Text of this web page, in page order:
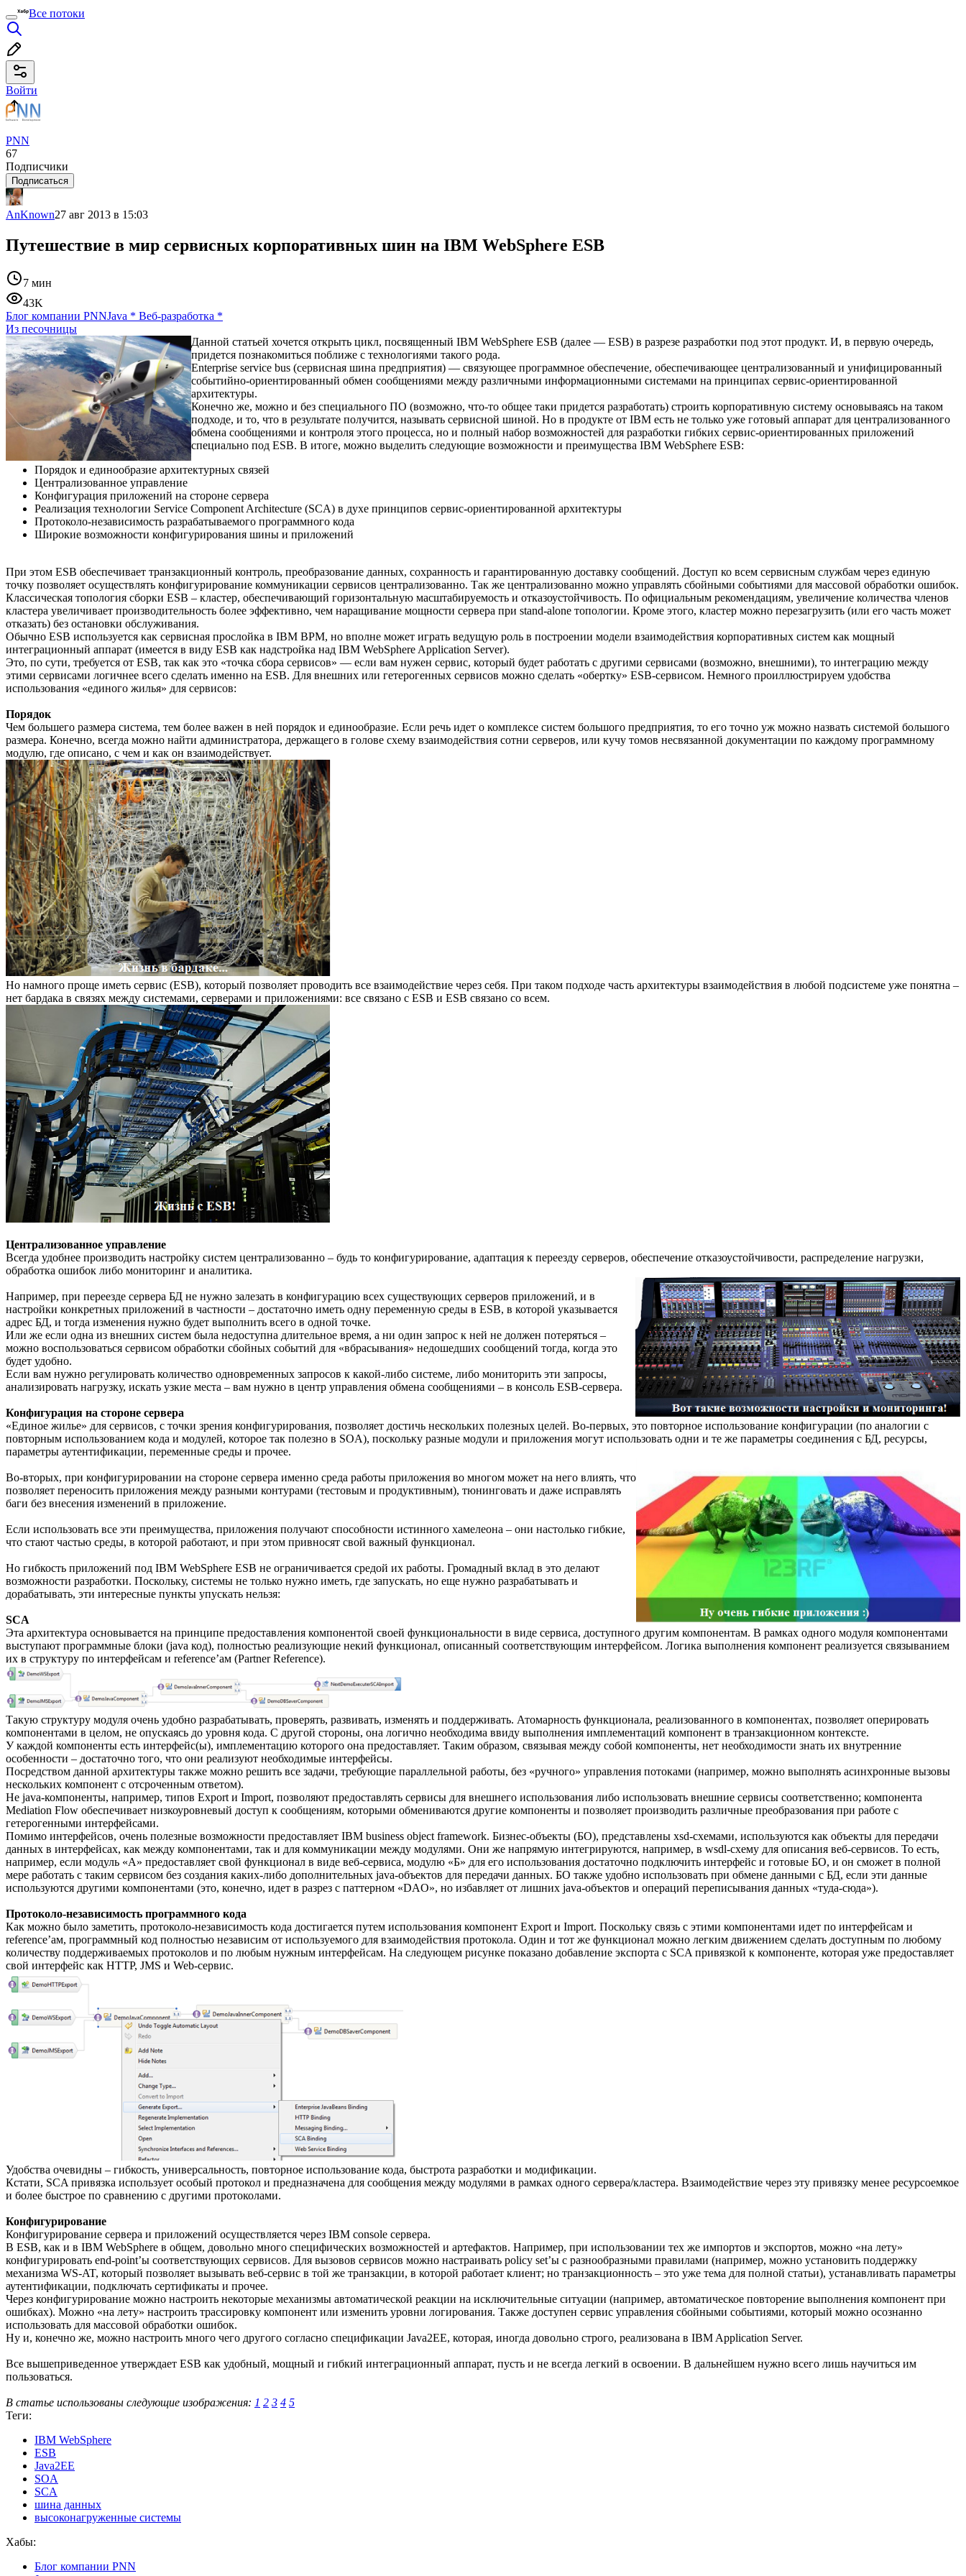
Все потоки
Войти
PNN
67
Подписчики
Подписаться
AnKnown27 авг 2013 в 15:03
Путешествие в мир сервисных корпоративных шин на IBM WebSphere ESB
7 мин
43K
Блог компании PNNJava * Веб-разработка *
Из песочницы
Данной статьей хочется открыть цикл, посвященный IBM WebSphere ESB (далее — ESB) в разрезе разработки под этот продукт. И, в первую очередь,
придется познакомиться поближе с технологиями такого рода.
Enterprise service bus (сервисная шина предприятия) — связующее программное обеспечение, обеспечивающее централизованный и унифицированный
событийно-ориентированный обмен сообщениями между различными информационными системами на принципах сервис-ориентированной
архитектуры.
Конечно же, можно и без специального ПО (возможно, что-то общее таки придется разработать) строить корпоративную систему основываясь на таком
подходе, и то, что в результате получится, называть сервисной шиной. Но в продукте от IBM есть не только уже готовый аппарат для централизованного
обмена сообщениями и контроля этого процесса, но и полный набор возможностей для разработки гибких сервис-ориентированных приложений
специально под ESB. В итоге, можно выделить следующие возможности и преимущества IBM WebSphere ESB:
Порядок и единообразие архитектурных связей
Централизованное управление
Конфигурация приложений на стороне сервера
Реализация технологии Service Component Architecture (SCA) в духе принципов сервис-ориентированной архитектуры
Протоколо-независимость разрабатываемого программного кода
Широкие возможности конфигурирования шины и приложений
При этом ESB обеспечивает транзакционный контроль, преобразование данных, сохранность и гарантированную доставку сообщений. Доступ ко всем сервисным службам через единую
точку позволяет осуществлять конфигурирование коммуникации сервисов централизованно. Так же централизованно можно управлять сбойными событиями для массовой обработки ошибок.
Классическая топология сборки ESB – кластер, обеспечивающий горизонтальную масштабируемость и отказоустойчивость. По официальным рекомендациям, увеличение количества членов
кластера увеличивает производительность более эффективно, чем наращивание мощности сервера при stand-alone топологии. Кроме этого, кластер можно перезагрузить (или его часть может
отказать) без остановки обслуживания.
Обычно ESB используется как сервисная прослойка в IBM BPM, но вполне может играть ведущую роль в построении модели взаимодействия корпоративных систем как мощный
интеграционный аппарат (имеется в виду ESB как надстройка над IBM WebSphere Application Server).
Это, по сути, требуется от ESB, так как это «точка сбора сервисов» — если вам нужен сервис, который будет работать с другими сервисами (возможно, внешними), то интеграцию между
этими сервисами логичнее всего сделать именно на ESB. Для внешних или гетерогенных сервисов можно сделать «обертку» ESB-сервисом. Немного проиллюстрируем удобства
использования «единого жилья» для сервисов:
Порядок
Чем большего размера система, тем более важен в ней порядок и единообразие. Если речь идет о комплексе систем большого предприятия, то его точно уж можно назвать системой большого
размера. Конечно, всегда можно найти администратора, держащего в голове схему взаимодействия сотни серверов, или кучу томов несвязанной документации по каждому программному
модулю, где описано, с чем и как он взаимодействует.
Но намного проще иметь сервис (ESB), который позволяет проводить все взаимодействие через себя. При таком подходе часть архитектуры взаимодействия в любой подсистеме уже понятна –
нет бардака в связях между системами, серверами и приложениями: все связано с ESB и ESB связано со всем.
Централизованное управление
Всегда удобнее производить настройку систем централизованно – будь то конфигурирование, адаптация к переезду серверов, обеспечение отказоустойчивости, распределение нагрузки,
обработка ошибок либо мониторинг и аналитика.
Например, при переезде сервера БД не нужно залезать в конфигурацию всех существующих серверов приложений, и в
настройки конкретных приложений в частности – достаточно иметь одну переменную среды в ESB, в которой указывается
адрес БД, и тогда изменения нужно будет выполнить всего в одной точке.
Или же если одна из внешних систем была недоступна длительное время, а ни один запрос к ней не должен потеряться –
можно воспользоваться сервисом обработки сбойных событий для «вбрасывания» недошедших сообщений тогда, когда это
будет удобно.
Если вам нужно регулировать количество одновременных запросов к какой-либо системе, либо мониторить эти запросы,
анализировать нагрузку, искать узкие места – вам нужно в центр управления обмена сообщениями – в консоль ESB-сервера.
Конфигурация на стороне сервера
«Единое жилье» для сервисов, с точки зрения конфигурирования, позволяет достичь нескольких полезных целей. Во-первых, это повторное использование конфигурации (по аналогии с
повторным использованием кода и модулей, которое так полезно в SOA), поскольку разные модули и приложения могут использовать одни и те же параметры соединения с БД, ресурсы,
параметры аутентификации, переменные среды и прочее.
Во-вторых, при конфигурировании на стороне сервера именно среда работы приложения во многом может на него влиять, что
позволяет переносить приложения между разными контурами (тестовым и продуктивным), тюнинговать и даже исправлять
баги без внесения изменений в приложение.
Если использовать все эти преимущества, приложения получают способности истинного хамелеона – они настолько гибкие,
что стают частью среды, в которой работают, и при этом привносят свой важный функционал.
Но гибкость приложений под IBM WebSphere ESB не ограничивается средой их работы. Громадный вклад в это делают
возможности разработки. Поскольку, системы не только нужно иметь, где запускать, но еще нужно разрабатывать и
дорабатывать, эти интересные пункты упускать нельзя:
SCA
Эта архитектура основывается на принципе предоставления компонентой своей функциональности в виде сервиса, доступного другим компонентам. В рамках одного модуля компонентами
выступают программные блоки (java код), полностью реализующие некий функционал, описанный соответствующим интерфейсом. Логика выполнения компонент реализуется связыванием
их в структуру по интерфейсам и reference’ам (Partner Reference).
Такую структуру модуля очень удобно разрабатывать, проверять, развивать, изменять и поддерживать. Атомарность функционала, реализованного в компонентах, позволяет оперировать
компонентами в целом, не опускаясь до уровня кода. С другой стороны, она логично необходима ввиду выполнения имплементаций компонент в транзакционном контексте.
У каждой компоненты есть интерфейс(ы), имплементацию которого она предоставляет. Таким образом, связывая между собой компоненты, нет необходимости знать их внутренние
особенности – достаточно того, что они реализуют необходимые интерфейсы.
Посредством данной архитектуры также можно решить все задачи, требующие параллельной работы, без «ручного» управления потоками (например, можно выполнять асинхронные вызовы
нескольких компонент с отсроченным ответом).
Не java-компоненты, например, типов Export и Import, позволяют предоставлять сервисы для внешнего использования либо использовать внешние сервисы соответственно; компонента
Mediation Flow обеспечивает низкоуровневый доступ к сообщениям, которыми обмениваются другие компоненты и позволяет производить различные преобразования при работе с
гетерогенными интерфейсами.
Помимо интерфейсов, очень полезные возможности предоставляет IBM business object framework. Бизнес-объекты (БО), представлены xsd-схемами, используются как объекты для передачи
данных в интерфейсах, как между компонентами, так и для коммуникации между модулями. Они же напрямую интегрируются, например, в wsdl-схему для описания веб-сервисов. То есть,
например, если модуль «А» предоставляет свой функционал в виде веб-сервиса, модулю «Б» для его использования достаточно подключить интерфейс и готовые БО, и он сможет в полной
мере работать с таким сервисом без создания каких-либо дополнительных java-объектов для передачи данных. БО также удобно использовать при обмене данными с БД, если эти данные
используются другими компонентами (это, конечно, идет в разрез с паттерном «DAO», но избавляет от лишних java-объектов и операций переписывания данных «туда-сюда»).
Протоколо-независимость программного кода
Как можно было заметить, протоколо-независимость кода достигается путем использования компонент Export и Import. Поскольку связь с этими компонентами идет по интерфейсам и
reference’ам, программный код полностью независим от используемого для взаимодействия протокола. Один и тот же функционал можно легким движением сделать доступным по любому
количеству поддерживаемых протоколов и по любым нужным интерфейсам. На следующем рисунке показано добавление экспорта с SCA привязкой к компоненте, которая уже предоставляет
свой интерфейс как HTTP, JMS и Web-сервис.
Удобства очевидны – гибкость, универсальность, повторное использование кода, быстрота разработки и модификации.
Кстати, SCA привязка использует особый протокол и предназначена для сообщения между модулями в рамках одного сервера/кластера. Взаимодействие через эту привязку менее ресурсоемкое
и более быстрое по сравнению с другими протоколами.
Конфигурирование
Конфигурирование сервера и приложений осуществляется через IBM console сервера.
В ESB, как и в IBM WebSphere в общем, довольно много специфических возможностей и артефактов. Например, при использовании тех же импортов и экспортов, можно «на лету»
конфигурировать end-point’ы соответствующих сервисов. Для вызовов сервисов можно настраивать policy set’ы с разнообразными правилами (например, можно установить поддержку
механизма WS-AT, который позволяет вызывать веб-сервис в той же транзакции, в которой работает клиент; но транзакционность – это уже тема для полной статьи), устанавливать параметры
аутентификации, подключать сертификаты и прочее.
Через конфигурирование можно настроить некоторые механизмы автоматической реакции на исключительные ситуации (например, автоматическое повторение выполнения компонент при
ошибках). Можно «на лету» настроить трассировку компонент или изменить уровни логирования. Также доступен сервис управления сбойными событиями, который можно осознанно
использовать для массовой обработки ошибок.
Ну и, конечно же, можно настроить много чего другого согласно спецификации Java2EE, которая, иногда довольно строго, реализована в IBM Application Server.
Все вышеприведенное утверждает ESB как удобный, мощный и гибкий интеграционный аппарат, пусть и не всегда легкий в освоении. В дальнейшем нужно всего лишь научиться им
пользоваться.
В статье использованы следующие изображения: 1 2 3 4 5
Теги:
IBM WebSphere
ESB
Java2EE
SOA
SCA
шина данных
высоконагруженные системы
Хабы:
Блог компании PNN